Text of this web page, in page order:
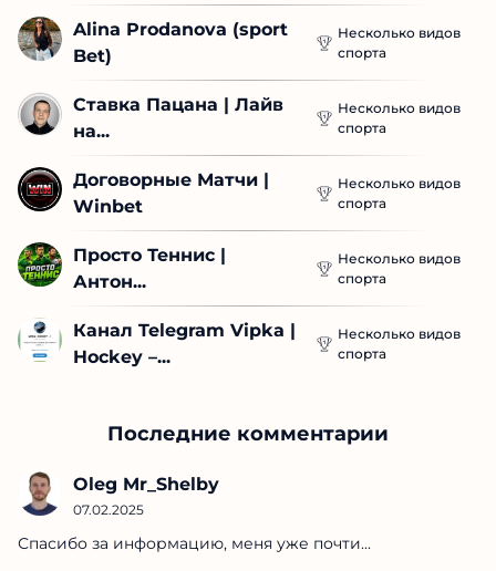
Alina Prodanova (sport
Bet)
Несколько видов
спорта
Ставка Пацана | Лайв
на...
Несколько видов
спорта
Договорные Матчи |
Winbet
Несколько видов
спорта
Просто Теннис |
Антон...
Несколько видов
спорта
Канал Telegram Vipka |
Hockey –...
Несколько видов
спорта
Последние комментарии
Oleg Mr_Shelby
07.02.2025
Спасибо за информацию, меня уже почти...